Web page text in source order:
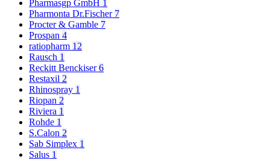
Pharmasgp GmbH 1
Pharmonta Dr.Fischer 7
Procter & Gamble 7
Prospan 4
ratiopharm 12
Rausch 1
Reckitt Benckiser6
Restaxil 2
Rhinospray 1
Riopan 2
Riviera 1
Rohde 1
S.Calon 2
Sab Simplex 1
Salus 1